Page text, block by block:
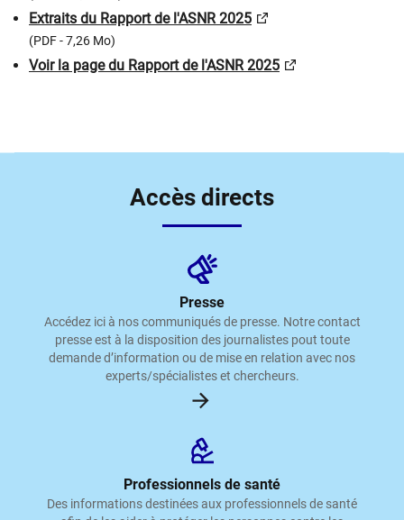
Extraits du Rapport de l'ASNR 2025
(PDF - 7,26 Mo)
Voir la page du Rapport de l'ASNR 2025
Accès directs
Presse
Accédez ici à nos communiqués de presse. Notre contact
presse est à la disposition des journalistes pout toute
demande d’information ou de mise en relation avec nos
experts/spécialistes et chercheurs.
Professionnels de santé
Des informations destinées aux professionnels de santé